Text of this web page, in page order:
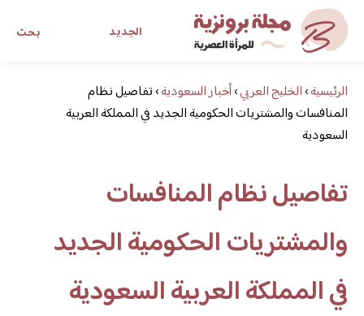
بحث الجديد
مجلة برونزية للفتاة العصريةالرئيسية›الخليج العربي›أخبار السعودية›تفاصيل نظام
المنافسات والمشتريات الحكومية الجديد في المملكة العربية
السعودية
تفاصيل نظام المنافسات
والمشتريات الحكومية الجديد
في المملكة العربية السعودية